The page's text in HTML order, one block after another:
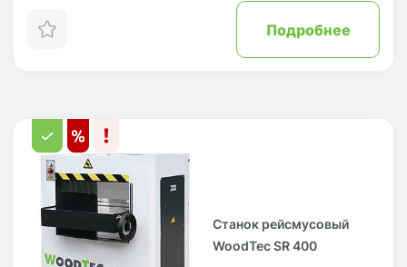
Подробнее
Станок рейсмусовый
WoodTec SR 400